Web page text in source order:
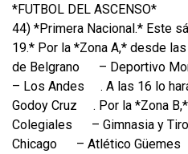
*FUTBOL DEL ASCENSO*
44) *Primera Nacional.* Este
19.* Por la *Zona A,* desde
de Belgrano
– Deportivo
– Los Andes
. A las 16 lo
Godoy Cruz
. Por la *Zona
Colegiales
– Gimnasia y Tiro
Chicago
– Atlético Güemes